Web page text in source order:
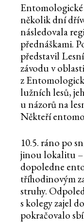
Entomologické
několik dní
následovala
přednáškami.
představil
závodu v
z
lužních lesů,
u názorů na
Někteří
10.5. ráno po
jinou lokalitu –
dopoledne
tříhodinovým
struhy.
s kolegy zajel
pokračovalo